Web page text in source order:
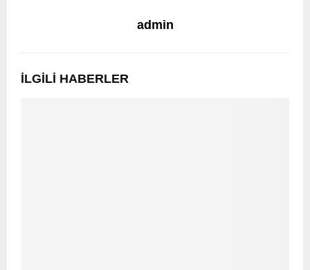
admin
İLGILI HABERLER